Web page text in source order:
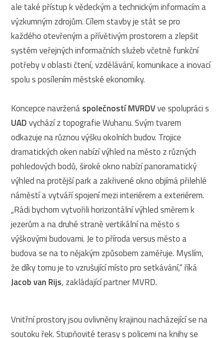
ale také přístup k vědeckým a technickým informacím a
výzkumným zdrojům. Cílem stavby je stát se pro
každého otevřeným a přívětivým prostorem a zlepšit
systém veřejných informačních služeb včetně funkční
potřeby v oblasti čtení, vzdělávání, komunikace a inovací
spolu s posílením městské ekonomiky.
Koncepce navrženáspolečností MVRDVve spolupráci s
UADvychází z topografie Wuhanu. Svým tvarem
odkazuje na různou výšku okolních budov. Trojice
dramatických oken nabízí výhled na město z různých
pohledových bodů, široké okno nabízí panoramatický
výhled na protější park a zakřivené okno objímá přilehlé
náměstí a vytváří spojení mezi interiérem a exteriérem.
„Rádi bychom vytvořili horizontální výhled směrem k
jezerům a na druhé straně vertikální na město s
výškovými budovami. Je to příroda versus město a
budova se na to nějakým způsobem zaměřuje. Myslím,
že díky tomu je to vzrušující místo pro setkávání,“ říká
Jacob van Rijs, zakládající partner MVRD.
Vnitřní prostory jsou ovlivněny krajinou nacházející se na
soutoku řek. Stupňovité terasy s policemi na knihy se